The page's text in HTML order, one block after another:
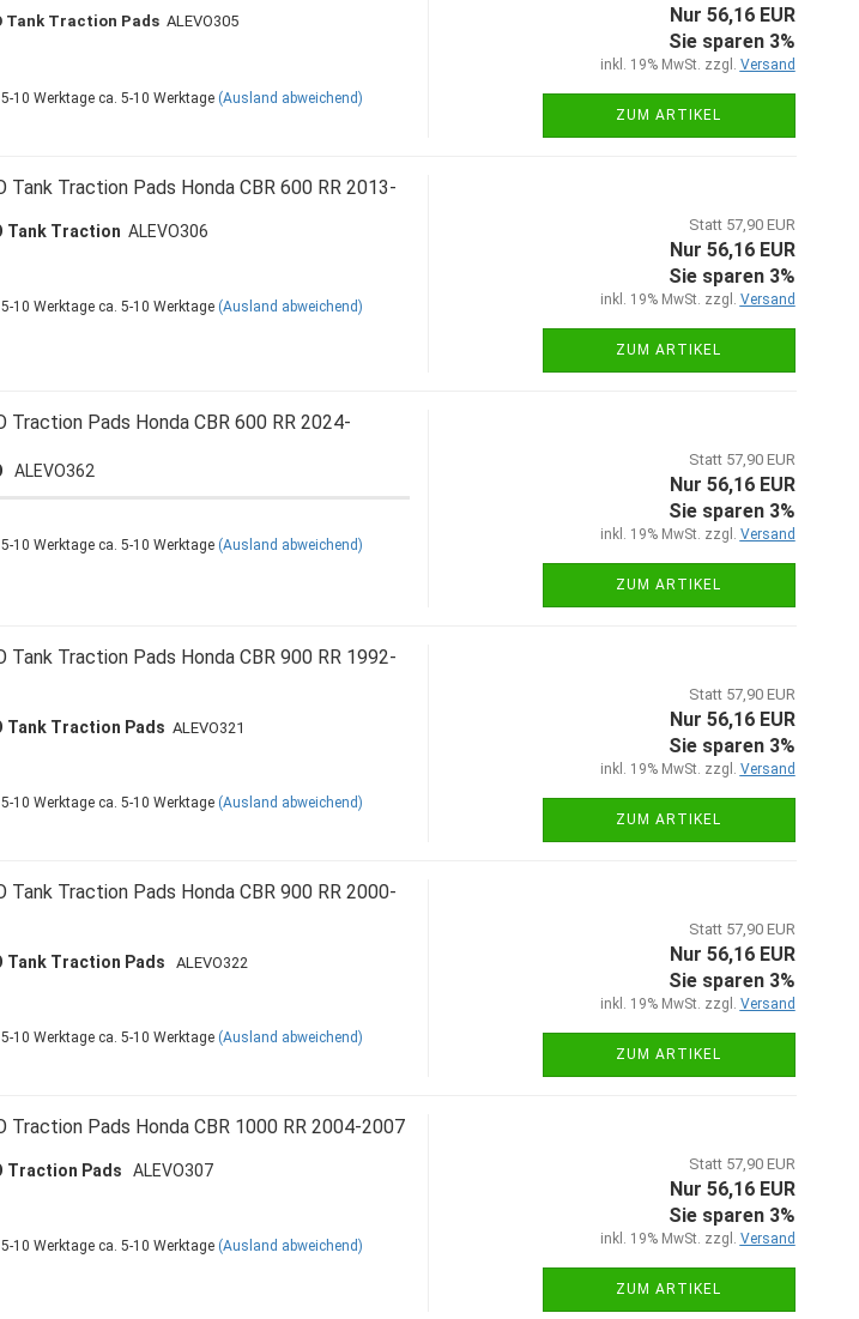
Tank Traction Pads ALEVO305
ca. 5-10 Werktage (Ausland abweichend)
Nur 56,16 EUR
Sie sparen 3%
inkl. 19% MwSt. zzgl. Versand
ZUM ARTIKEL
Tank Traction Pads Honda CBR 600 RR 2013-
Tank Traction ALEVO306
ca. 5-10 Werktage (Ausland abweichend)
Statt 57,90 EUR
Nur 56,16 EUR
Sie sparen 3%
inkl. 19% MwSt. zzgl. Versand
ZUM ARTIKEL
Traction Pads Honda CBR 600 RR 2024-
ALEVO362
ca. 5-10 Werktage (Ausland abweichend)
Statt 57,90 EUR
Nur 56,16 EUR
Sie sparen 3%
inkl. 19% MwSt. zzgl. Versand
ZUM ARTIKEL
Tank Traction Pads Honda CBR 900 RR 1992-
Tank Traction Pads ALEVO321
ca. 5-10 Werktage (Ausland abweichend)
Statt 57,90 EUR
Nur 56,16 EUR
Sie sparen 3%
inkl. 19% MwSt. zzgl. Versand
ZUM ARTIKEL
Tank Traction Pads Honda CBR 900 RR 2000-
Tank Traction Pads ALEVO322
ca. 5-10 Werktage (Ausland abweichend)
Statt 57,90 EUR
Nur 56,16 EUR
Sie sparen 3%
inkl. 19% MwSt. zzgl. Versand
ZUM ARTIKEL
Traction Pads Honda CBR 1000 RR 2004-2007
Traction Pads ALEVO307
ca. 5-10 Werktage (Ausland abweichend)
Statt 57,90 EUR
Nur 56,16 EUR
Sie sparen 3%
inkl. 19% MwSt. zzgl. Versand
ZUM ARTIKEL